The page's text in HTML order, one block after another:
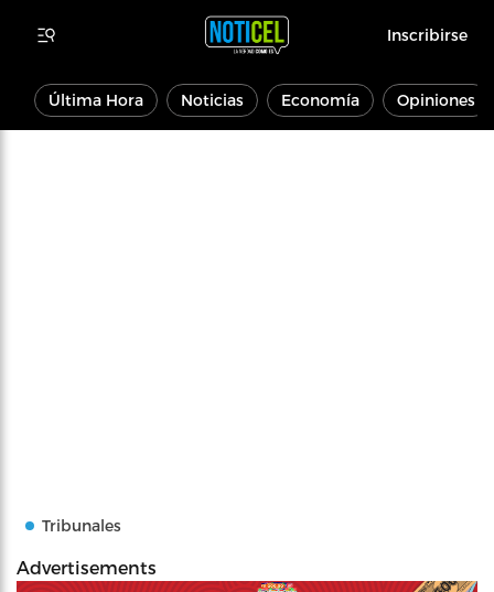
Inscribirse
Última Hora Noticias Economía Opiniones
Tribunales
Advertisements